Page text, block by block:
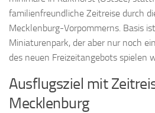
familienfreundliche Zeitreise durch
Mecklenburg-Vorpommerns. Basis
Miniaturenpark, der aber nur noch
des neuen Freizeitangebots spielen
Ausflugsziel mit
Mecklenburg